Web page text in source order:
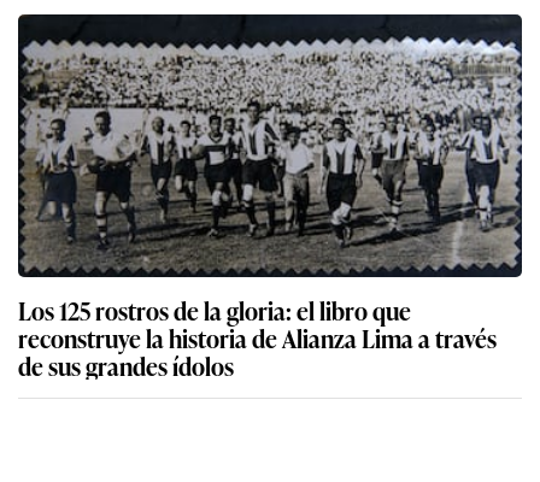
Los 125 rostros de la gloria: el libro que
reconstruye la historia de Alianza Lima a través
de sus grandes ídolos